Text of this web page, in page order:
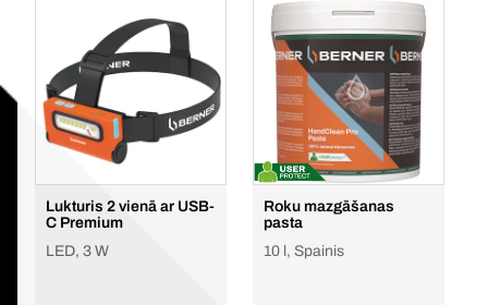
Lukturis 2 vienā ar USB-
C Premium
LED, 3 W
Roku mazgāšanas
pasta
10 l, Spainis